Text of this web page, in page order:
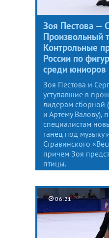
Зоя Пестова —
Произвольный
Контрольные
России по
среди
Зоя Пестова и
уступавшие в
лидерам
и Артему Валову),
специалистам
танец под музыку
Стравинского
причем Зоя
птицы.
06:21